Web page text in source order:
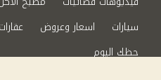
سيارات
اسعار وعروض
حظك اليوم